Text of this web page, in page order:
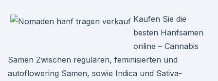
Kaufen Sie die
besten Hanfsamen
online – Cannabis
Samen Zwischen regulären, feminisierten und
autoflowering Samen, sowie Indica und Sativa-